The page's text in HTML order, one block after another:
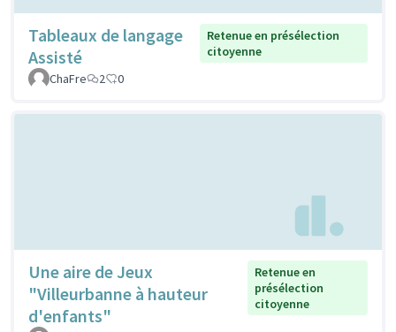
Tableaux de langage
Assisté
Retenue en présélection
citoyenne
ChaFre
2 0
Une aire de Jeux
"Villeurbanne à hauteur
d'enfants"
Retenue en
présélection
citoyenne